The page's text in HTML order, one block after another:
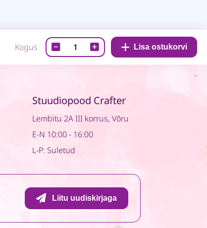
Kogus
Paberiplokk-
Moments
Lisa ostukorvi
Stuudiopood Crafter
Lembitu 2A III korrus, Võru
E-N 10:00 - 16:00
L-P: Suletud
Liitu uudiskirjaga